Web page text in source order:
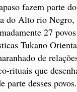
fazem parte
do Alto rio Negro,
27
Tukano
de
rituais que
parte desses povos.